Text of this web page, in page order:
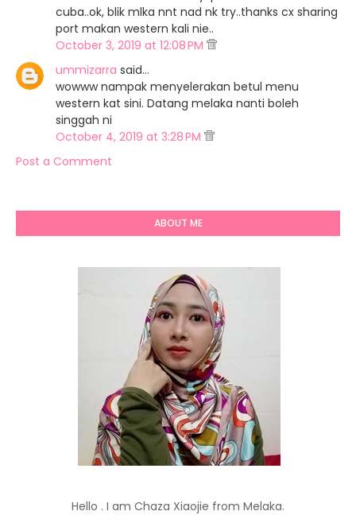
cuba..ok, blik mlka nnt nad nk try..thanks cx sharing
port makan western kali nie..
October 3, 2019 at 12:08 PM
ummizarra said…
wowww nampak menyelerakan betul menu
western kat sini. Datang melaka nanti boleh
singgah ni
October 4, 2019 at 3:28 PM
Post a Comment
ABOUT ME
Hello . I am Chaza Xiaojie from Melaka.